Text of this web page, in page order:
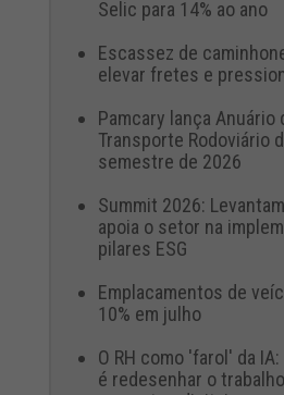
Selic para 14% ao ano
Escassez de
elevar fretes e
Pamcary lança Anuário
Transporte Rodoviário
semestre de 2026
Summit 2026:
apoia o setor na
pilares ESG
Emplacamentos de
10% em julho
O RH como 'farol' da
é redesenhar o